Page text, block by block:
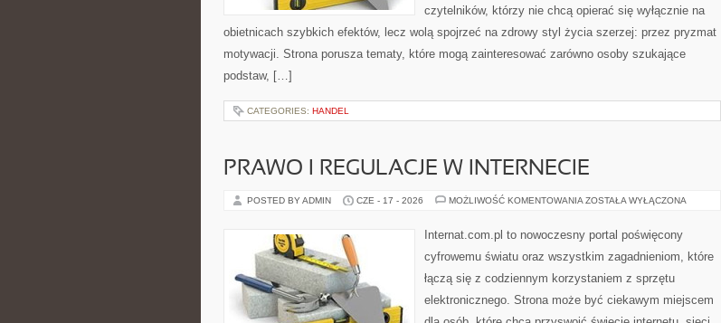
czytelników, którzy nie chcą opierać się wyłącznie na
obietnicach szybkich efektów, lecz wolą spojrzeć na zdrowy styl życia szerzej: przez pryzmat
motywacji. Strona porusza tematy, które mogą zainteresować zarówno osoby szukające
podstaw, […]
CATEGORIES: HANDEL
PRAWO I REGULACJE W INTERNECIE
POSTED BY ADMIN CZE - 17 - 2026 MOŻLIWOŚĆ KOMENTOWANIA PRAWO
INTERNECIE
ZOSTAŁA WYŁĄCZONA
Internat.com.pl to nowoczesny portal poświęcony
cyfrowemu światu oraz wszystkim zagadnieniom, które
łączą się z codziennym korzystaniem z sprzętu
elektronicznego. Strona może być ciekawym miejscem